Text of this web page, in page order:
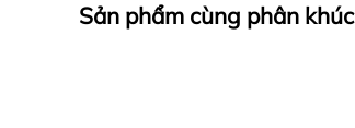
Sản phẩm cùng phân khúc